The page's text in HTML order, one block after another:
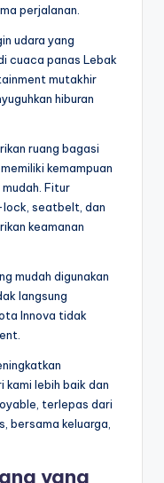
perjalanan.
udara yang
cuaca panas Lebak
mutakhir
hiburan
ruang bagasi
kemampuan
Fitur
seatbelt, dan
keamanan
mudah digunakan
langsung
Innova tidak
kami lebih baik dan
terlepas dari
bersama keluarga,
yang